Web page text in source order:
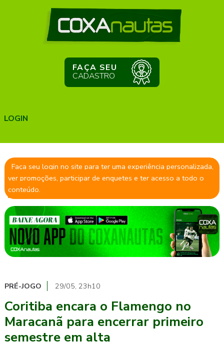
FAÇA SEU
CADASTRO
LOGIN
Faça seu login no site para ter uma experiência personalizada,
ver promoções, participar de enquetes e ter acesso a todo o
conteúdo.
PRÉ-JOGO 29/05, 23h10
Coritiba encara o Flamengo no
Maracanã para encerrar primeiro
semestre em alta